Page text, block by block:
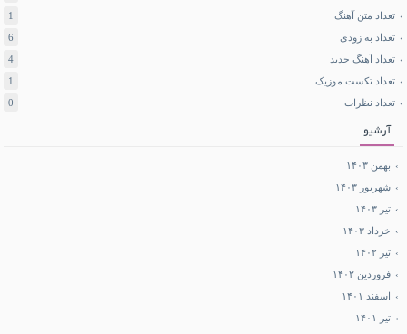
تعداد متن آهنگ
1
تعداد به زودی
6
تعداد آهنگ جدید
4
تعداد تکست موزیک
1
تعداد نظرات
0
آرشیو
بهمن ۱۴۰۳
شهریور ۱۴۰۳
تیر ۱۴۰۳
خرداد ۱۴۰۳
تیر ۱۴۰۲
فروردین ۱۴۰۲
اسفند ۱۴۰۱
تیر ۱۴۰۱